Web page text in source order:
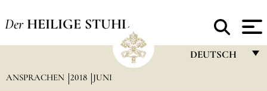
Der HEILIGE STUHL
DEUTSCH
ANSPRACHEN 2018 JUNI